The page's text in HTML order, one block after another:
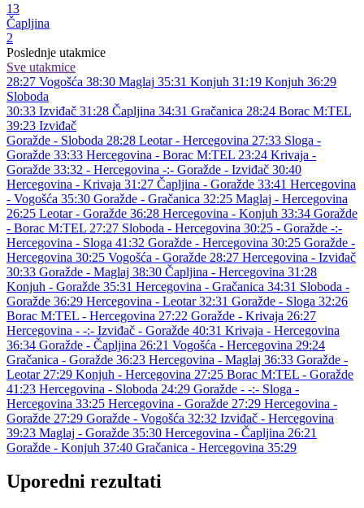
13
Čapljina
2
Poslednje utakmice
Sve utakmice
28:27 Vogošća 38:30 Maglaj 35:31 Konjuh 31:19 Konjuh 36:29
Sloboda
30:33 Izviđač 31:28 Čapljina 34:31 Gračanica 28:24 Borac M:TEL
39:23 Izviđač
Goražde - Sloboda 28:28 Leotar - Hercegovina 27:33 Sloga -
Goražde 33:33 Hercegovina - Borac M:TEL 23:24 Krivaja -
Goražde 33:32 - Hercegovina -:- Goražde - Izviđač 30:40
Hercegovina - Krivaja 31:27 Čapljina - Goražde 33:41 Hercegovina
- Vogošća 35:30 Goražde - Gračanica 32:25 Maglaj - Hercegovina
26:25 Leotar - Goražde 36:28 Hercegovina - Konjuh 33:34 Goražde
- Borac M:TEL 27:27 Sloboda - Hercegovina 30:25 - Goražde -:-
Hercegovina - Sloga 41:32 Goražde - Hercegovina 30:25 Goražde -
Hercegovina 30:25 Vogošća - Goražde 28:27 Hercegovina - Izviđač
30:33 Goražde - Maglaj 38:30 Čapljina - Hercegovina 31:28
Konjuh - Goražde 35:31 Hercegovina - Gračanica 34:31 Sloboda -
Goražde 36:29 Hercegovina - Leotar 32:31 Goražde - Sloga 32:26
Borac M:TEL - Hercegovina 27:22 Goražde - Krivaja 26:27
Hercegovina - -:- Izviđač - Goražde 40:31 Krivaja - Hercegovina
36:34 Goražde - Čapljina 26:21 Vogošća - Hercegovina 29:24
Gračanica - Goražde 36:23 Hercegovina - Maglaj 36:33 Goražde -
Leotar 27:29 Konjuh - Hercegovina 27:25 Borac M:TEL - Goražde
41:23 Hercegovina - Sloboda 24:29 Goražde - -:- Sloga -
Hercegovina 33:25 Hercegovina - Goražde 27:29 Hercegovina -
Goražde 27:29 Goražde - Vogošća 32:32 Izviđač - Hercegovina
39:23 Maglaj - Goražde 35:30 Hercegovina - Čapljina 26:21
Goražde - Konjuh 37:40 Gračanica - Hercegovina 35:29
Uporedni rezultati